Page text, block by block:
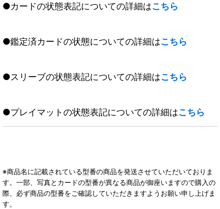
●カードの状態表記についての詳細はこちら
●鑑定済カードの状態についての詳細はこちら
●スリーブの状態表記についての詳細はこちら
●プレイマットの状態表記についての詳細はこちら
※商品名に記載されている型番の商品を発送させていただいておりま
す。一部、写真とカードの型番が異なる商品が御座いますので購入の
際、必ず商品の型番をご確認していただきますようお願い申し上げま
す。